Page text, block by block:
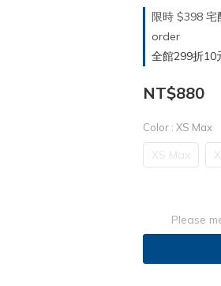
限時 $398 宅
order
全館299折
NT$880
Color : XS Max
XS Max
Please